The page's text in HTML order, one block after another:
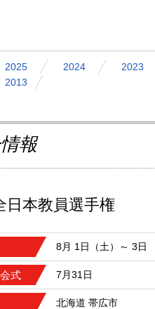
2025 2024 2023
2013
報
日本教員選手権
8月 1日（土）～ 3日
式 7月31日
北海道 帯広市